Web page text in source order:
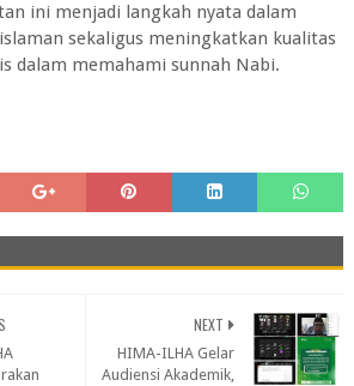
ini menjadi langkah nyata dalam
sekaligus meningkatkan kualitas
dalam memahami sunnah Nabi.
NEXT
HIMA-ILHA Gelar
Audiensi Akademik,